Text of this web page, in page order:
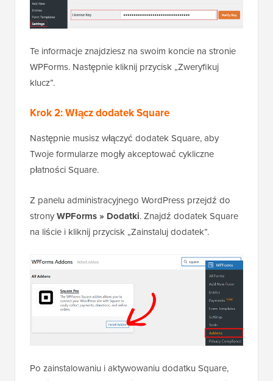
Te informacje znajdziesz na swoim koncie na stronie
WPForms. Następnie kliknij przycisk „Zweryfikuj
klucz”.
Krok 2: Włącz dodatek Square
Następnie musisz włączyć dodatek Square, aby
Twoje formularze mogły akceptować cykliczne
płatności Square.
Z panelu administracyjnego WordPress przejdź do
stronyWPForms » Dodatki. Znajdź dodatek Square
na liście i kliknij przycisk „Zainstaluj dodatek”.
Po zainstalowaniu i aktywowaniu dodatku Square,